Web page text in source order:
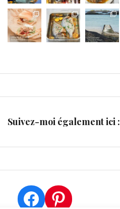
Suivez-moi également ici :
Facebook
Pinterest